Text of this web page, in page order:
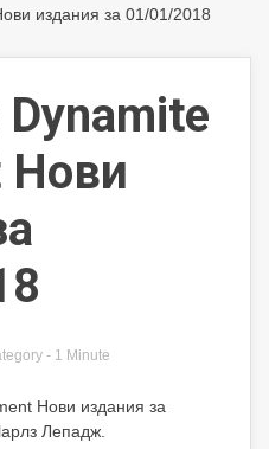
издания за 01/01/2018
Нови
- 1 Minute
Нови издания за
Лепадж.